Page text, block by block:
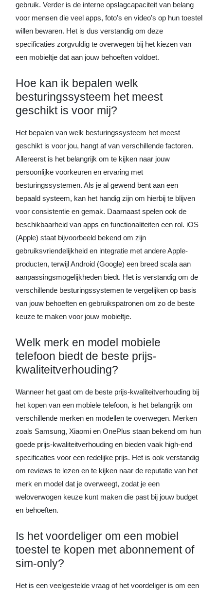
gebruik. Verder is de interne opslagcapaciteit van belang
voor mensen die veel apps, foto’s en video’s op hun toestel
willen bewaren. Het is dus verstandig om deze
specificaties zorgvuldig te overwegen bij het kiezen van
een mobieltje dat aan jouw behoeften voldoet.
Hoe kan ik bepalen welk
besturingssysteem het meest
geschikt is voor mij?
Het bepalen van welk besturingssysteem het meest
geschikt is voor jou, hangt af van verschillende factoren.
Allereerst is het belangrijk om te kijken naar jouw
persoonlijke voorkeuren en ervaring met
besturingssystemen. Als je al gewend bent aan een
bepaald systeem, kan het handig zijn om hierbij te blijven
voor consistentie en gemak. Daarnaast spelen ook de
beschikbaarheid van apps en functionaliteiten een rol. iOS
(Apple) staat bijvoorbeeld bekend om zijn
gebruiksvriendelijkheid en integratie met andere Apple-
producten, terwijl Android (Google) een breed scala aan
aanpassingsmogelijkheden biedt. Het is verstandig om de
verschillende besturingssystemen te vergelijken op basis
van jouw behoeften en gebruikspatronen om zo de beste
keuze te maken voor jouw mobieltje.
Welk merk en model mobiele
telefoon biedt de beste prijs-
kwaliteitverhouding?
Wanneer het gaat om de beste prijs-kwaliteitverhouding bij
het kopen van een mobiele telefoon, is het belangrijk om
verschillende merken en modellen te overwegen. Merken
zoals Samsung, Xiaomi en OnePlus staan bekend om hun
goede prijs-kwaliteitverhouding en bieden vaak high-end
specificaties voor een redelijke prijs. Het is ook verstandig
om reviews te lezen en te kijken naar de reputatie van het
merk en model dat je overweegt, zodat je een
weloverwogen keuze kunt maken die past bij jouw budget
en behoeften.
Is het voordeliger om een mobiel
toestel te kopen met abonnement of
sim-only?
Het is een veelgestelde vraag of het voordeliger is om een